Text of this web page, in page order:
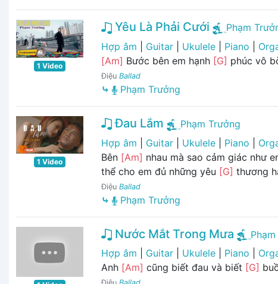
1 Video
Yêu Là Phải Cưới
Phạm
Hợp âm
Guitar| Ukulele| Piano
[Am] Bước bên em hạnh [G] phúc vô
Điệu Ballad
⤷ Phạm Trưởng
1 Video
Đau Lắm
Phạm Trưởng
Hợp âm
Guitar| Ukulele| Piano
Bên [Am] nhau mà sao cảm giác như
thể cho em đủ những yêu [G] thương
Điệu Ballad
⤷ Phạm Trưởng
Nước Mắt Trong Mưa
Hợp âm
Guitar| Ukulele| Piano
Anh [Am] cũng biết đau và biết [G]